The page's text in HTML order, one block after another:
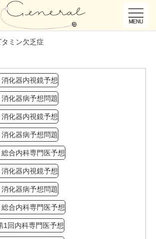
タミン欠乏症
化器内視鏡予想
化器病予想問題
化器内視鏡予想
化器病予想問題
合内科専門医予想
化器内視鏡予想
化器病予想問題
合内科専門医予想
1回内科専門医予想